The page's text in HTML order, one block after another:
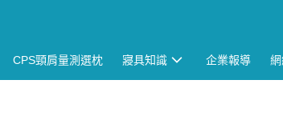
CPS頸肩量測選枕 寢具知識 企業報導